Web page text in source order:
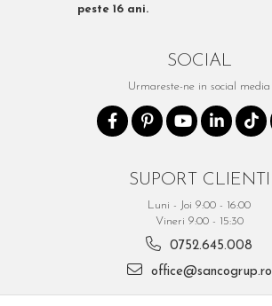
peste 16 ani.
SOCIAL
Urmareste-ne in social media
SUPORT CLIENTI
Luni - Joi 9:00 - 16:00
Vineri 9:00 - 15:30
0752.645.008
office@sancogrup.ro